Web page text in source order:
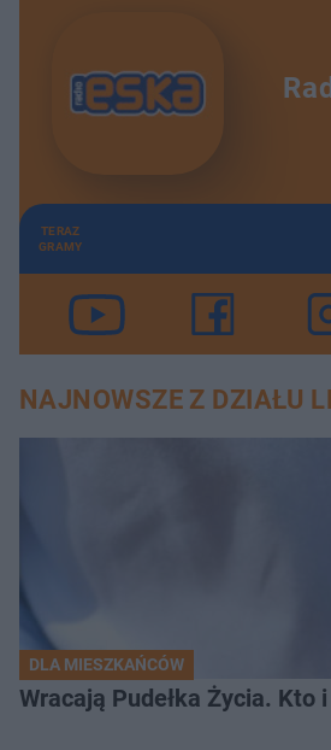
TERAZ
GRAMY
NAJNOWSZE Z DZIAŁU
DLA MIESZKAŃCÓW
Wracają Pudełka Życia. Kto